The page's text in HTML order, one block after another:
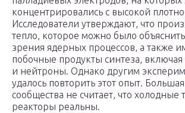
концентрировались с высокой
Исследователи утверждают, что
тепло, которое можно было объяснить
зрения ядерных процессов, а также
побочные продукты синтеза,
и нейтроны. Однако другим
удалось повторить этот опыт. Большая
сообщества не считает, что
реакторы реальны.